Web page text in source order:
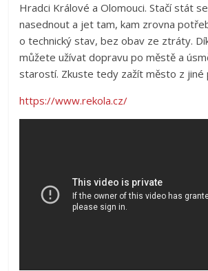
Hradci Králové a Olomouci. Stačí stát
nasednout a jet tam, kam zrovna
o technický stav, bez obav ze ztráty.
můžete užívat dopravu po městě a
starostí. Zkuste tedy zažít město z jiné
https://www.rekola.cz/